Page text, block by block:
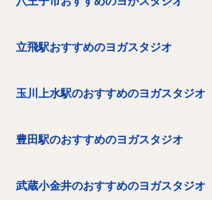
立飛駅おすすめのヨガスタジオ
玉川上水駅のおすすめのヨガスタジオ
豊田駅のおすすめのヨガスタジオ
武蔵小金井のおすすめのヨガスタジオ